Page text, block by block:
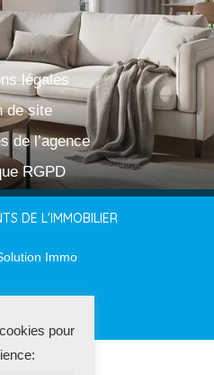
légales
de site
de l’agence
RGPD
DE L'IMMOBILIER
Immo
pour